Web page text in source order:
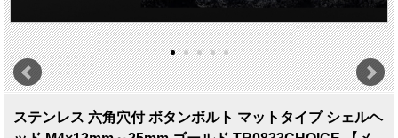
ステンレス 六角穴付 ボタンボルト マットタイプ シェルヘ